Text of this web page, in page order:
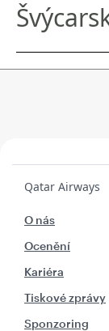
Qatar Airways
O nás
Ocenění
Kariéra
Tiskové zprávy
Sponzoring